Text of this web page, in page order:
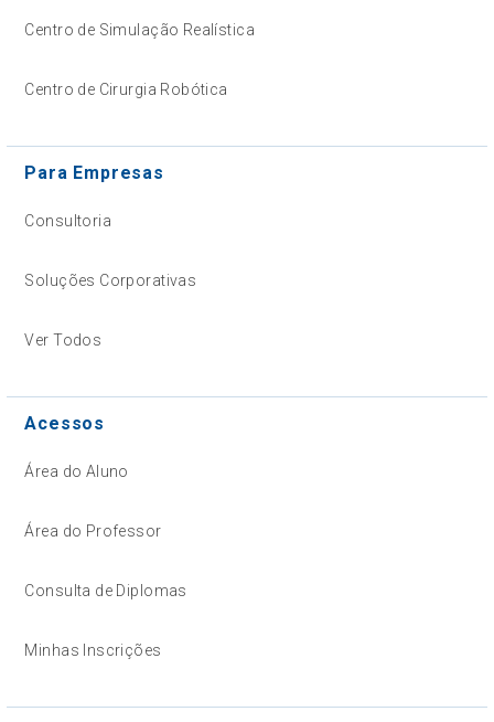
Centro de Simulação Realística
Centro de Cirurgia Robótica
Para Empresas
Consultoria
Soluções Corporativas
Ver Todos
Acessos
Área do Aluno
Área do Professor
Consulta de Diplomas
Minhas Inscrições